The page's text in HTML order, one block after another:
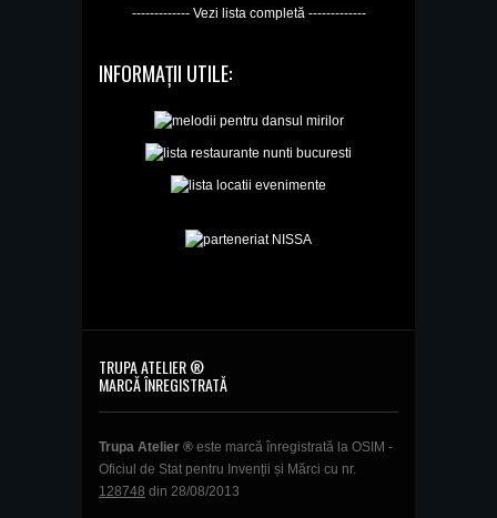
------------- Vezi lista completă -------------
INFORMAȚII UTILE:
TRUPA ATELIER ®
MARCĂ ÎNREGISTRATĂ
Trupa Atelier ® este marcă înregistrată la OSIM -
Oficiul de Stat pentru Invenții și Mărci cu nr.
128748 din 28/08/2013